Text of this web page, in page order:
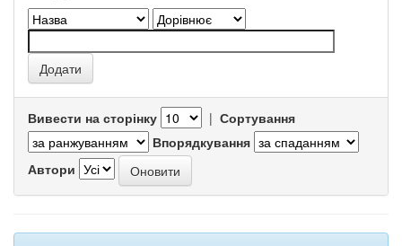
Вивести на сторінку | Сортування
Впорядкування
Автори